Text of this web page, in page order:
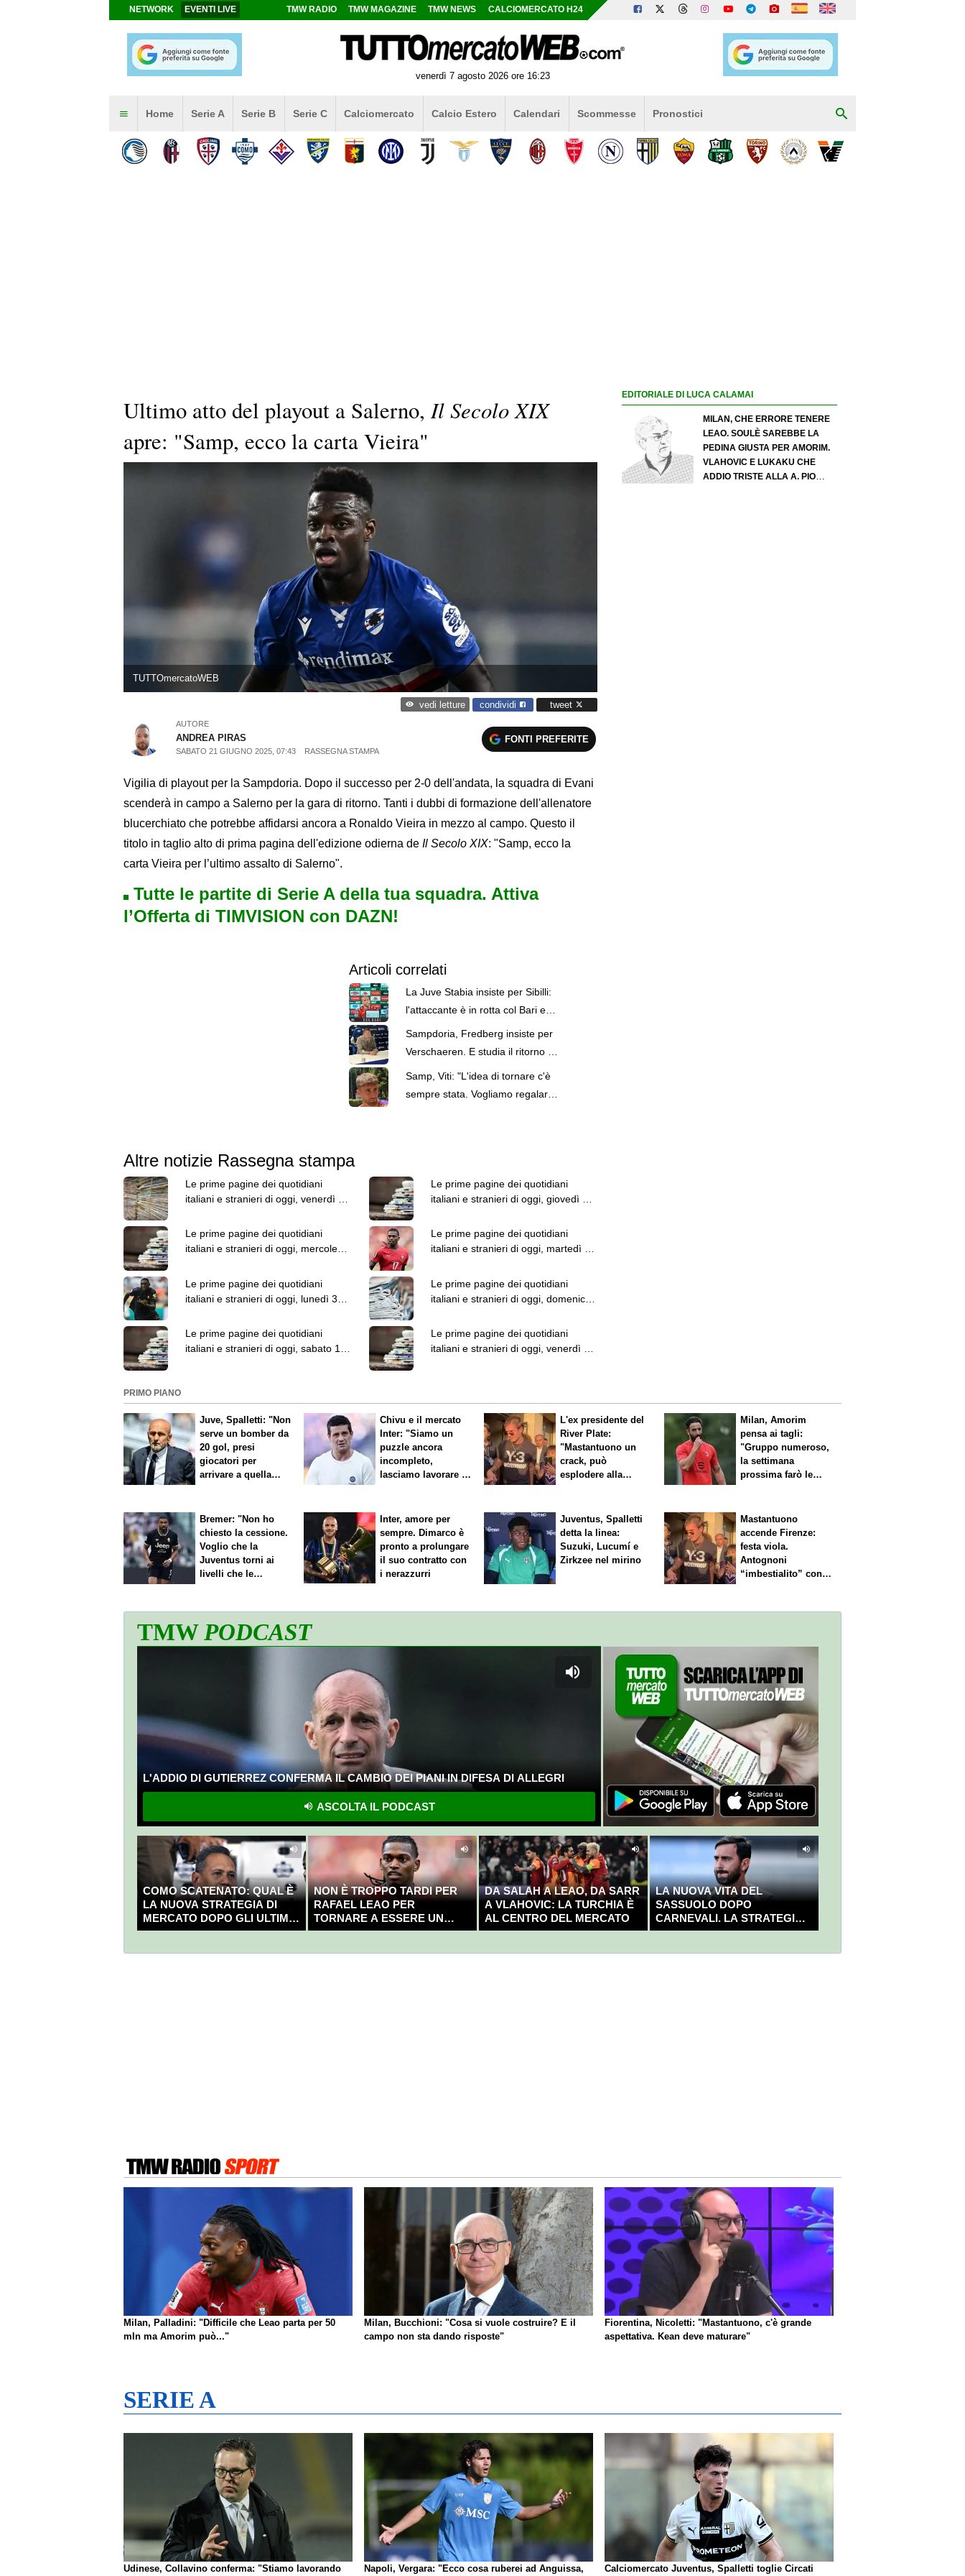
NETWORK EVENTI LIVE TMW RADIO TMW MAGAZINE TMW NEWS CALCIOMERCATO H24
venerdì 7 agosto 2026 ore 16:23
Home Serie A Serie B Serie C Calciomercato Calcio Estero Calendari Scommesse Pronostici
Ultimo atto del playout a Salerno,Il Secolo XIX
apre: "Samp, ecco la carta Vieira"
TUTTOmercatoWEB
vedi letture condividi tweet
AUTORE
ANDREA PIRAS
SABATO 21 GIUGNO 2025, 07:43 RASSEGNA STAMPA
FONTI PREFERITE
Vigilia di playout per la Sampdoria. Dopo il successo per 2-0 dell'andata, la squadra di Evani
scenderà in campo a Salerno per la gara di ritorno. Tanti i dubbi di formazione dell'allenatore
blucerchiato che potrebbe affidarsi ancora a Ronaldo Vieira in mezzo al campo. Questo il
titolo in taglio alto di prima pagina dell'edizione odierna de Il Secolo XIX: "Samp, ecco la
carta Vieira per l’ultimo assalto di Salerno".
Tutte le partite di Serie A della tua squadra. Attiva
l’Offerta di TIMVISION con DAZN!
Articoli correlati
La Juve Stabia insiste per Sibilli:
l'attaccante è in rotta col Bari e
potrebbe partire
Sampdoria, Fredberg insiste per
Verschaeren. E studia il ritorno di
Samp, Viti: "L'idea di tornare c'è
sempre stata. Vogliamo regalare
Altre notizie Rassegna stampa
Le prime pagine dei quotidiani
italiani e stranieri di oggi, venerdì 7
Le prime pagine dei quotidiani
italiani e stranieri di oggi, giovedì 6
Le prime pagine dei quotidiani
italiani e stranieri di oggi, mercoledì
Le prime pagine dei quotidiani
italiani e stranieri di oggi, martedì 4
Le prime pagine dei quotidiani
italiani e stranieri di oggi, lunedì 3
Le prime pagine dei quotidiani
italiani e stranieri di oggi, domenica
Le prime pagine dei quotidiani
italiani e stranieri di oggi, sabato 1
Le prime pagine dei quotidiani
italiani e stranieri di oggi, venerdì 31
EDITORIALE DI LUCA CALAMAI
MILAN, CHE ERRORE TENERE
LEAO. SOULÈ SAREBBE LA
PEDINA GIUSTA PER AMORIM.
VLAHOVIC E LUKAKU CHE
ADDIO TRISTE ALLA A. PIO
PRIMO PIANO
Juve, Spalletti: "Non
serve un bomber da
20 gol, presi
giocatori per
arrivare a quella
Chivu e il mercato
Inter: "Siamo un
puzzle ancora
incompleto,
lasciamo lavorare i
L'ex presidente del
River Plate:
"Mastantuono un
crack, può
esplodere alla
Milan, Amorim
pensa ai tagli:
"Gruppo numeroso,
la settimana
prossima farò le
Bremer: "Non ho
chiesto la cessione.
Voglio che la
Juventus torni ai
livelli che le
Inter, amore per
sempre. Dimarco è
pronto a prolungare
il suo contratto con
i nerazzurri
Juventus, Spalletti
detta la linea:
Suzuki, Lucumí e
Zirkzee nel mirino
Mastantuono
accende Firenze:
festa viola.
Antognoni
“imbestialito” con
TMWPODCAST
L'ADDIO DI GUTIERREZ CONFERMA IL CAMBIO DEI PIANI IN DIFESA DI ALLEGRI
ASCOLTA IL PODCAST
COMO SCATENATO: QUAL È
LA NUOVA STRATEGIA DI
MERCATO DOPO GLI ULTIMI
COLPI?
NON È TROPPO TARDI PER
RAFAEL LEAO PER
TORNARE A ESSERE UN
CAMPIONE
DA SALAH A LEAO, DA SARR
A VLAHOVIC: LA TURCHIA È
AL CENTRO DEL MERCATO
LA NUOVA VITA DEL
SASSUOLO DOPO
CARNEVALI. LA STRATEGIA È
GIÀ CHIARA E DECISA
Milan, Palladini: "Difficile che Leao parta per 50
mln ma Amorim può..."
Milan, Bucchioni: "Cosa si vuole costruire? E il
campo non sta dando risposte"
Fiorentina, Nicoletti: "Mastantuono, c'è grande
aspettativa. Kean deve maturare"
SERIE A
Udinese, Collavino conferma: "Stiamo lavorando Napoli, Vergara: "Ecco cosa ruberei ad Anguissa, Calciomercato Juventus, Spalletti toglie Circati